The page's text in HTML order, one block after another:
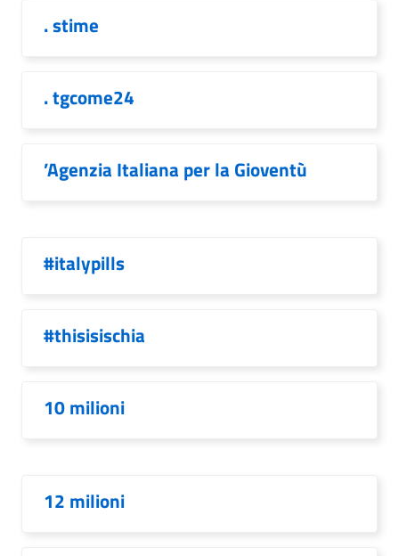
. stime
. tgcome24
’Agenzia Italiana per la Gioventù
#italypills
#thisisischia
10 milioni
12 milioni